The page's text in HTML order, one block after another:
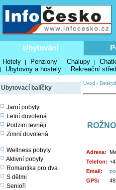
Ubytování
Hotely | Penziony | Chalupy |
| Ubytovny a hostely | Rekreační
Ubytovací balíčky
Jarní pobyty
Letní dovolená
Podzim levněji
Zimní dovolená
Wellness pobyty
Aktivní pobyty
Romantika pro dva
S dětmi
Senioři
Úvod -
Adresa:
Telefon:
Email:
GPS: